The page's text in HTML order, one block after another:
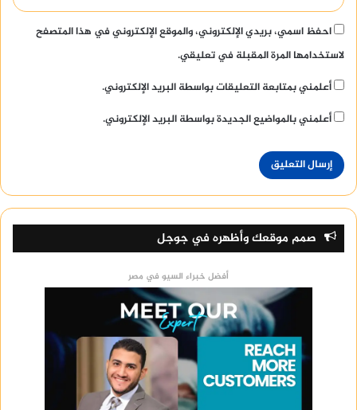
احفظ اسمي، بريدي الإلكتروني، والموقع الإلكتروني في هذا المتصفح
لاستخدامها المرة المقبلة في تعليقي.
أعلمني بمتابعة التعليقات بواسطة البريد الإلكتروني.
أعلمني بالمواضيع الجديدة بواسطة البريد الإلكتروني.
صمم موقعك وأظهره في جوجل
أفضل خبراء السيو في مصر